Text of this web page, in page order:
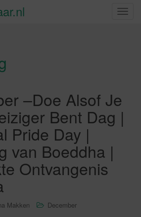
S
v
i
–Doe Alsof Je
Bent Dag |
Pride Day |
van Boeddha |
Ontvangenis
Makken December